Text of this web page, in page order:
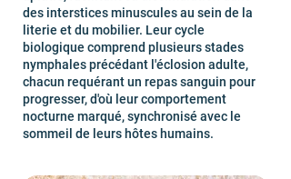
des interstices minuscules au sein de la
literie et du mobilier. Leur cycle
biologique comprend plusieurs stades
nymphales précédant l'éclosion adulte,
chacun requérant un repas sanguin pour
progresser, d'où leur comportement
nocturne marqué, synchronisé avec le
sommeil de leurs hôtes humains.